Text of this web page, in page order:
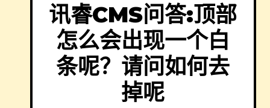
讯睿CMS问答:顶部
怎么会出现一个白
条呢？请问如何去
掉呢